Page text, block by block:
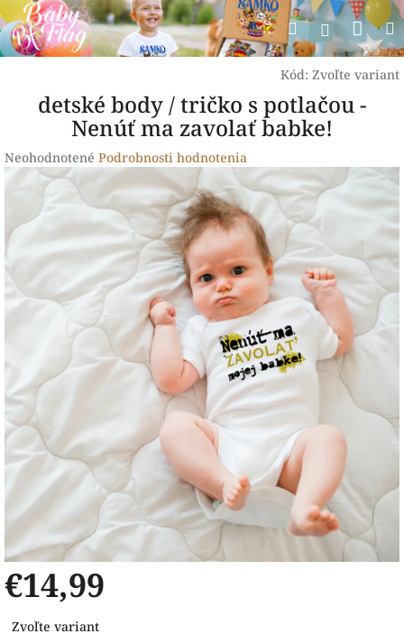
Prejsť
na
obsah
Hľadať
Kód: Zvoľte variant
detské body / tričko s potlačou -
Nenúť ma zavolať babke!
Priemerné
hodnotenie
produktu
0,0
z
5
hviezdičiek.
Neohodnotené Podrobnosti hodnotenia
€14,99
cena:
Zvoľte variant